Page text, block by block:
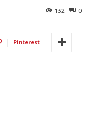
0
132
Pinterest